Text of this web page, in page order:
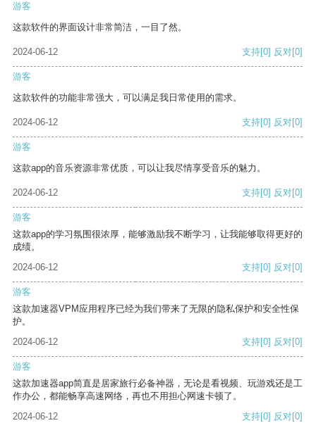
游客
这款软件的界面设计非常简洁，一目了然。
2024-06-12 支持[0] 反对[0]
游客
这款软件的功能非常强大，可以满足我日常使用的需求。
2024-06-12 支持[0] 反对[0]
游客
这款app的音乐资源非常优质，可以让我尽情享受音乐的魅力。
2024-06-12 支持[0] 反对[0]
游客
这款app的学习氛围很浓厚，能够激励我不断学习，让我能够取得更好的
成绩。
2024-06-12
支持[0] 反对[0]
游客
这款加速器VPM应用程序已经为我们带来了无限的隐私保护和安全性保
护。
2024-06-12
支持[0] 反对[0]
游客
这款加速器app简直是居家旅行必备神器，无论是看视频、玩游戏还是工
作办公，都能畅享高速网络，再也不用担心网速卡顿了。
2024-06-12
支持[0] 反对[0]